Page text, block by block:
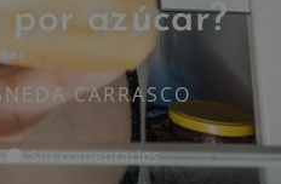
azúcar?
CARRASCO
Sin comentarios